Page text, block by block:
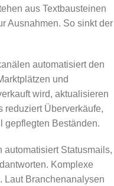
aus Textbausteinen
Ausnahmen. So sinkt der
automatisiert den
und
wird, aktualisieren
reduziert Überverkäufe,
gepflegten Beständen.
automatisiert Statusmails,
Komplexe
Laut Branchenanalysen